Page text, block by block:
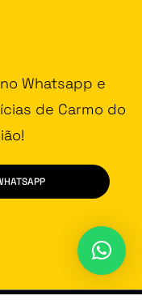
Whatsapp e
de Carmo do